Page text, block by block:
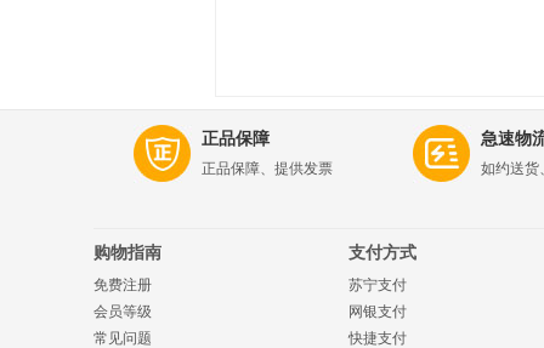
正品保障
正品保障、提供发票
急速物
如约送货
购物指南
免费注册
会员等级
常见问题
支付方式
苏宁支付
网银支付
快捷支付